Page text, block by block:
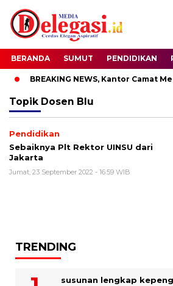
BERANDA SUMUT PENDIDIKAN
BREAKING NEWS, Kantor Camat
Topik Dosen Blu
Pendidikan
Sebaiknya Plt Rektor UINSU dari
Jakarta
Jumat, 23 September 2022 - 16:59 WIB
TRENDING
susunan lengkap